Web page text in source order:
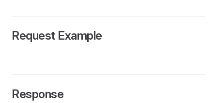
Request Example
Response